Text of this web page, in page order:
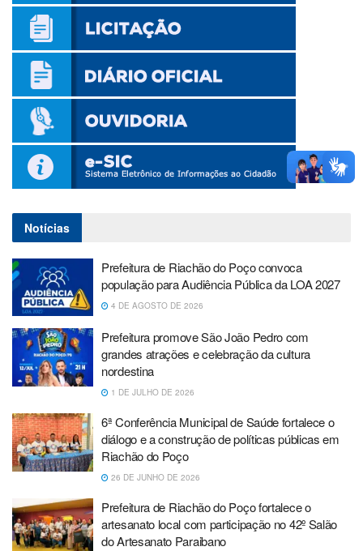
Notícias
Prefeitura de Riachão do Poço convoca
população para Audiência Pública da LOA 2027
4 DE AGOSTO DE 2026
Prefeitura promove São João Pedro com
grandes atrações e celebração da cultura
nordestina
1 DE JULHO DE 2026
6ª Conferência Municipal de Saúde fortalece o
diálogo e a construção de políticas públicas em
Riachão do Poço
26 DE JUNHO DE 2026
Prefeitura de Riachão do Poço fortalece o
artesanato local com participação no 42º Salão
do Artesanato Paraibano